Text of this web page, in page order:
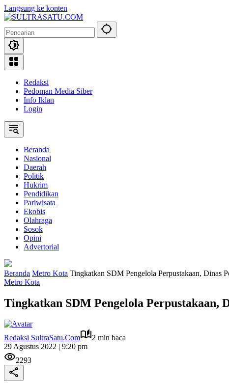
Langsung ke konten
Redaksi
Pedoman Media Siber
Info Iklan
Login
Beranda
Nasional
Daerah
Politik
Hukrim
Pendidikan
Pariwisata
Ekobis
Olahraga
Sosok
Opini
Advertorial
Beranda Metro Kota Tingkatkan SDM Pengelola Perpustakaan, Dinas
Metro Kota
Tingkatkan SDM Pengelola Perpustakaan,
Redaksi SultraSatu.Com
2 min baca
29 Agustus 2022 | 9:20 pm
2293